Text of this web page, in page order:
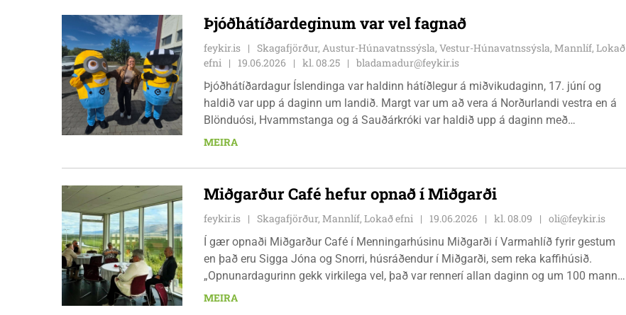
Þjóðhátíðardeginum var vel fagnað
feykir.is
Skagafjörður, Austur-Húnavatnssýsla, Vestur-Húnavatnssýsla, Mannlíf, Lokað
efni
19.06.2026 kl. 08.25
bladamadur@feykir.is
Þjóðhátíðardagur Íslendinga var haldinn hátíðlegur á miðvikudaginn, 17. júní og
haldið var upp á daginn um landið. Margt var um að vera á Norðurlandi vestra en á
Blönduósi, Hvammstanga og á Sauðárkróki var haldið upp á daginn með
skemmtilegum dagskrám.
MEIRA
Miðgarður Café hefur opnað í Miðgarði
feykir.is Skagafjörður, Mannlíf, Lokað efni 19.06.2026 kl. 08.09
oli@feykir.is
Í gær opnaði Miðgarður Café í Menningarhúsinu Miðgarði í Varmahlíð fyrir gestum
en það eru Sigga Jóna og Snorri, húsráðendur í Miðgarði, sem reka kaffihúsið.
„Opnunardagurinn gekk virkilega vel, það var rennerí allan daginn og um 100 manns
litu við hjá okkur, allir virkilega ánægðir með þetta framtak,“ sagði Sigga Jóna þegar
MEIRA